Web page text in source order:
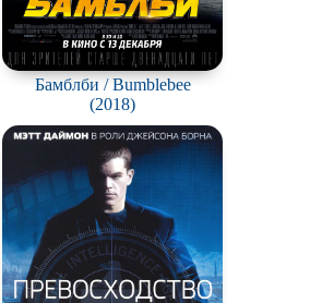
Бамблби / Bumblebee
(2018)